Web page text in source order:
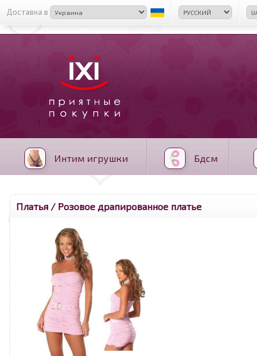
Доставка в
Интим игрушки Бдсм
Платья / Розовое драпированное платье